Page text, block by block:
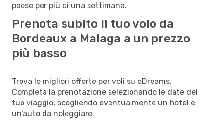
paese per più di una settimana.
Prenota subito il tuo volo da
Bordeaux a Malaga a un prezzo
più basso
Trova le migliori offerte per voli su eDreams.
Completa la prenotazione selezionando le date del
tuo viaggio, scegliendo eventualmente un hotel e
un'auto da noleggiare.